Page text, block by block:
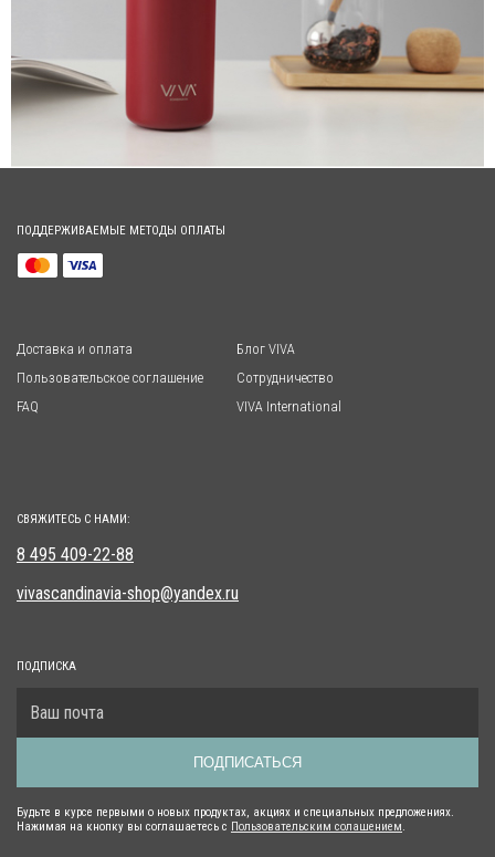
ПОДДЕРЖИВАЕМЫЕ МЕТОДЫ ОПЛАТЫ
Доставка и оплата
Пользовательское соглашение
FAQ
Блог VIVA
Сотрудничество
VIVA International
СВЯЖИТЕСЬ С НАМИ:
8 495 409-22-88
vivascandinavia-shop@yandex.ru
ПОДПИСКА
ПОДПИСАТЬСЯ
Будьте в курсе первыми о новых продуктах, акциях и специальных предложениях.
Нажимая на кнопку вы соглашаетесь с Пользовательским солашением.